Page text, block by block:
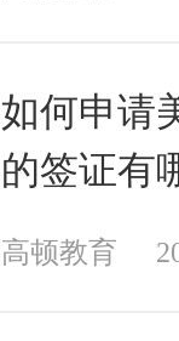
如何申请
的签证有
高顿教育